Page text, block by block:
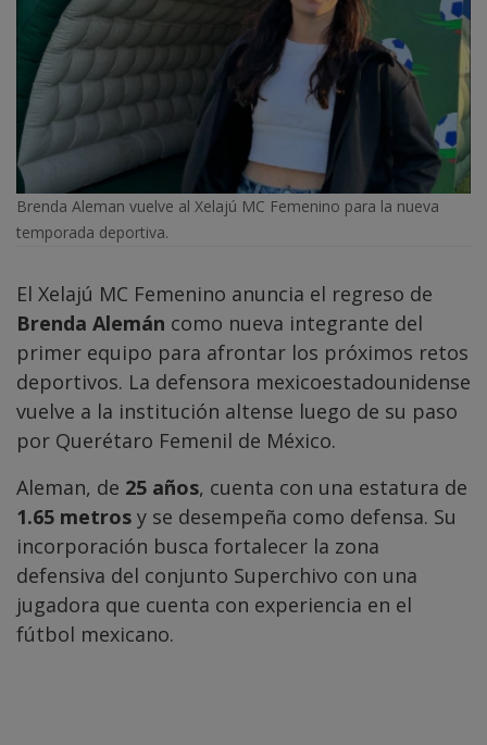
Brenda Aleman vuelve al Xelajú MC Femenino para la nueva
temporada deportiva.
El Xelajú MC Femenino anuncia el regreso de
Brenda Alemán como nueva integrante del
primer equipo para afrontar los próximos retos
deportivos. La defensora mexicoestadounidense
vuelve a la institución altense luego de su paso
por Querétaro Femenil de México.
Aleman, de 25 años, cuenta con una estatura de
1.65 metros y se desempeña como defensa. Su
incorporación busca fortalecer la zona
defensiva del conjunto Superchivo con una
jugadora que cuenta con experiencia en el
fútbol mexicano.